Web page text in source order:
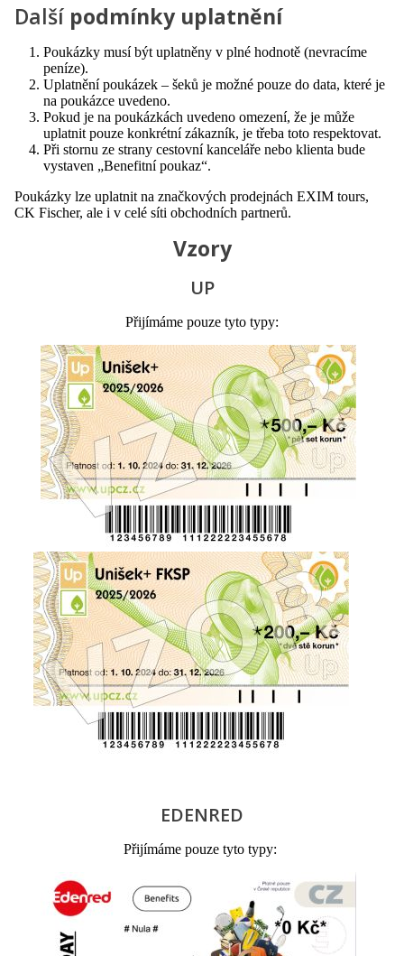
Další podmínky uplatnění
Poukázky musí být uplatněny v plné hodnotě (nevracíme
peníze).
Uplatnění poukázek – šeků je možné pouze do data, které je
na poukázce uvedeno.
Pokud je na poukázkách uvedeno omezení, že je může
uplatnit pouze konkrétní zákazník, je třeba toto respektovat.
Při stornu ze strany cestovní kanceláře nebo klienta bude
vystaven „Benefitní poukaz“.
Poukázky lze uplatnit na značkových prodejnách EXIM tours,
CK Fischer, ale i v celé síti obchodních partnerů.
Vzory
UP
Přijímáme pouze tyto typy:
EDENRED
Přijímáme pouze tyto typy: